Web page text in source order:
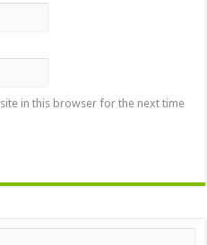
in this browser for the next time